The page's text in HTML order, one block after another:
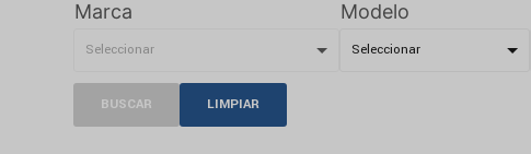
Marca Modelo
BUSCAR LIMPIAR